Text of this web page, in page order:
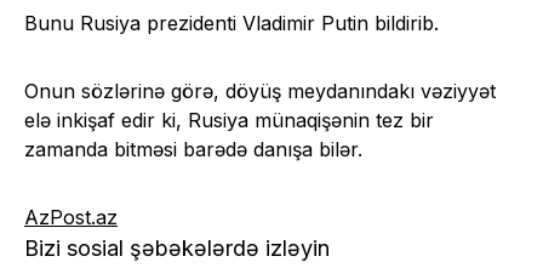
Bunu Rusiya prezidenti Vladimir Putin bildirib.
Onun sözlərinə görə, döyüş meydanındakı vəziyyət
elə inkişaf edir ki, Rusiya münaqişənin tez bir
zamanda bitməsi barədə danışa bilər.
AzPost.az
Bizi sosial şəbəkələrdə izləyin